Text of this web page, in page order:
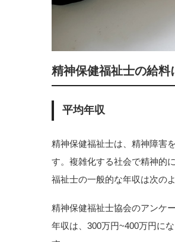
精神保健福祉士の給料
平均年収
精神保健福祉士は、精神障害
す。複雑化する社会で精神的
福祉士の一般的な年収は次の
精神保健福祉士協会のアンケ
年収は、300万円~400万円に